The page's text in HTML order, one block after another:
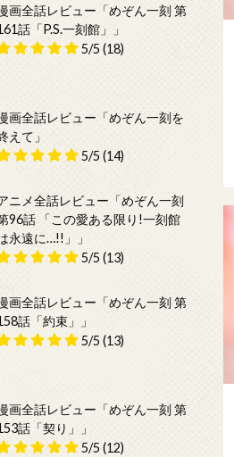
画全話レビュー「めぞん一刻 第
話「P.S.一刻館」」
5/5 (18)
画全話レビュー「めぞん一刻を
えて」
5/5 (14)
ニメ全話レビュー「めぞん一刻
96話 「この愛ある限り!一刻館
永遠に…!!」」
5/5 (13)
画全話レビュー「めぞん一刻 第
話「約束」」
5/5 (13)
画全話レビュー「めぞん一刻 第
話「契り」」
5/5 (12)